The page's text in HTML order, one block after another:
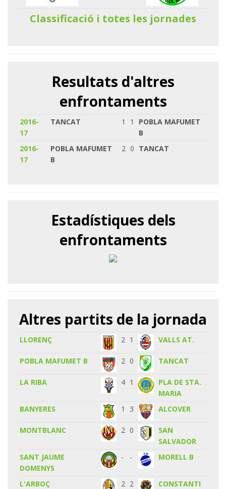
Classificació i totes les jornades
Resultats d'altres
enfrontaments
2016-
17
TANCAT 1 1
POBLA MAFUMET
B
2016-
17
POBLA MAFUMET
B
2 0 TANCAT
Estadístiques dels
enfrontaments
Altres partits de la jornada
LLORENÇ 2 1 VALLS AT.
POBLA MAFUMET B 2 0 TANCAT
LA RIBA 4 1
PLA DE STA.
MARIA
BANYERES
1 3 ALCOVER
MONTBLANC 2 0
SAN
SALVADOR
SANT JAUME
DOMENYS
- - MORELL B
L'ARBOÇ 2 2 CONSTANTI